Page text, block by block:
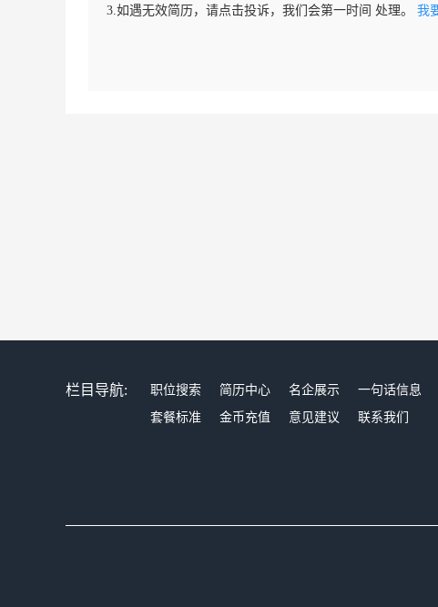
3.如遇无效简历，请点击投诉，我们会第一时间 处理。 我
栏目导航: 职位搜索 简历中心 名企展示 一句话信息
套餐标准
金币充值 意见建议 联系我们